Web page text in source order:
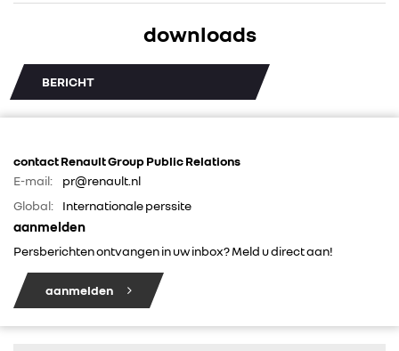
CONTACT
downloads
BERICHT
contact Renault Group Public Relations
E-mail:
pr@renault.nl
Global:
Internationale perssite
aanmelden
Persberichten ontvangen in uw inbox? Meld u direct aan!
aanmelden